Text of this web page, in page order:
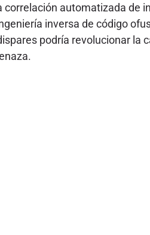
correlación automatizada de
inversa de código
podría revolucionar la